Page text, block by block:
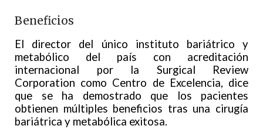
Beneficios
El director del único instituto bariátrico y
metabólico del país con acreditación
internacional por la Surgical Review
Corporation como Centro de Excelencia, dice
que se ha demostrado que los pacientes
obtienen múltiples beneficios tras una cirugía
bariátrica y metabólica exitosa.